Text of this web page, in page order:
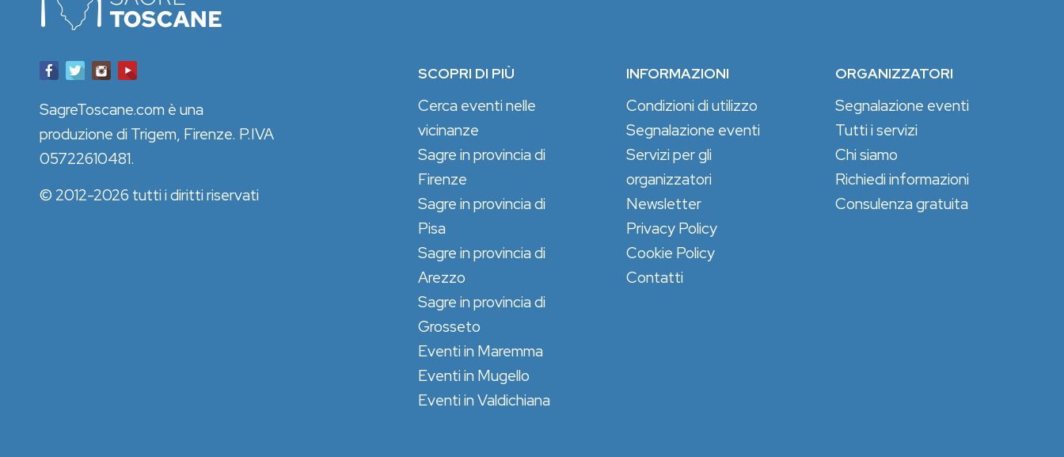
SCOPRI DI PIÙ
Cerca eventi nelle
vicinanze
Sagre in provincia di
Firenze
Sagre in provincia di
Pisa
Sagre in provincia di
Arezzo
Sagre in provincia di
Grosseto
Eventi in Maremma
Eventi in Mugello
Eventi in Valdichiana
INFORMAZIONI
Condizioni di utilizzo
Segnalazione eventi
Servizi per gli
organizzatori
Newsletter
Privacy Policy
Cookie Policy
Contatti
ORGANIZZATORI
Segnalazione eventi
Tutti i servizi
Chi siamo
Richiedi informazioni
Consulenza gratuita
SagreToscane.com è una
produzione di Trigem, Firenze. P.IVA
05722610481.
© 2012-2026 tutti i diritti riservati